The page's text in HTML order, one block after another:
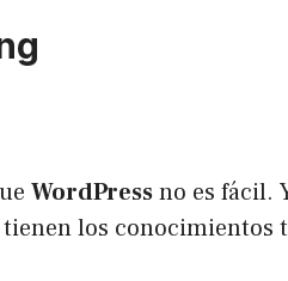
WordPressno es fácil.
los conocimientos